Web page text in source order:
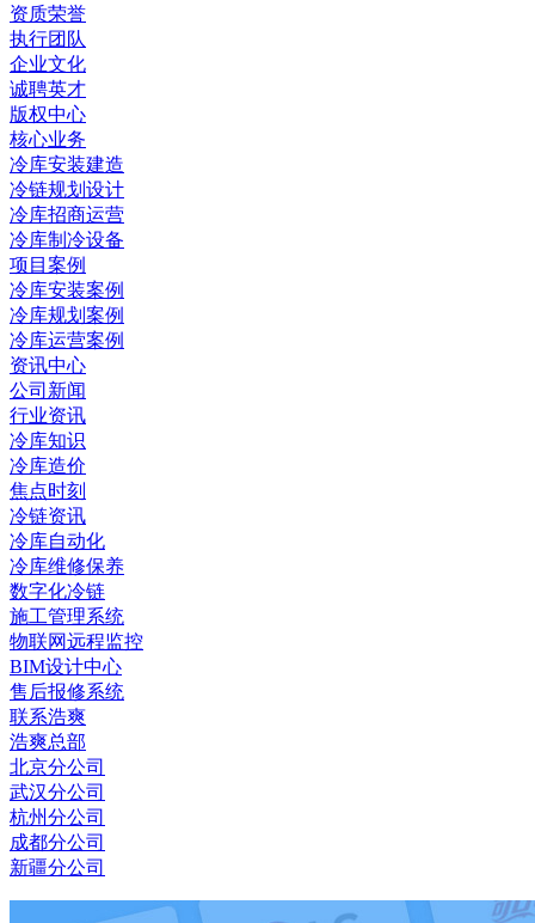
资质荣誉
执行团队
企业文化
诚聘英才
版权中心
核心业务
冷库安装建造
冷链规划设计
冷库招商运营
冷库制冷设备
项目案例
冷库安装案例
冷库规划案例
冷库运营案例
资讯中心
公司新闻
行业资讯
冷库知识
冷库造价
焦点时刻
冷链资讯
冷库自动化
冷库维修保养
数字化冷链
施工管理系统
物联网远程监控
BIM设计中心
售后报修系统
联系浩爽
浩爽总部
北京分公司
武汉分公司
杭州分公司
成都分公司
新疆分公司